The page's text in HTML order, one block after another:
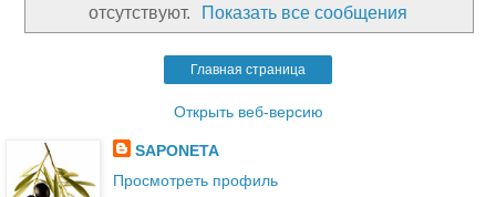
отсутствуют.
Показать все сообщения
Главная страница
Открыть веб-версию
SAPONETA
Просмотреть профиль